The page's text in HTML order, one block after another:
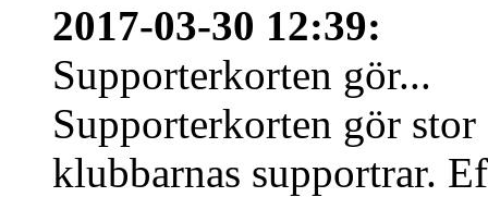
2017-03-30 12:39:
Supporterkorten gör...
Supporterkorten gör
klubbarnas supportrar.